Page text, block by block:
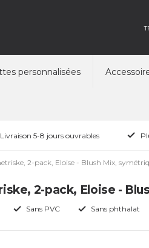
personnalisées
Livraison 5-8 jours ouvrables
2-pack, Eloise - Blush Mix,
2-pack, Eloise -
Sans PVC Sans phthalat